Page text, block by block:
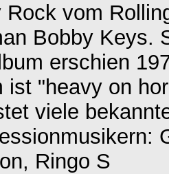
Rock vom
Bobby Keys.
erschien
ist "heavy on
viele
Ringo S